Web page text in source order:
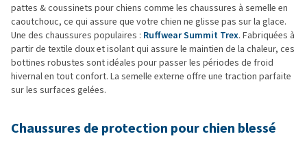
pattes & coussinets pour chiens comme les chaussures à semelle en
caoutchouc, ce qui assure que votre chien ne glisse pas sur la glace.
Une des chaussures populaires : Ruffwear Summit Trex. Fabriquées à
partir de textile doux et isolant qui assure le maintien de la chaleur, ces
bottines robustes sont idéales pour passer les périodes de froid
hivernal en tout confort. La semelle externe offre une traction parfaite
sur les surfaces gelées.
Chaussures de protection pour chien blessé